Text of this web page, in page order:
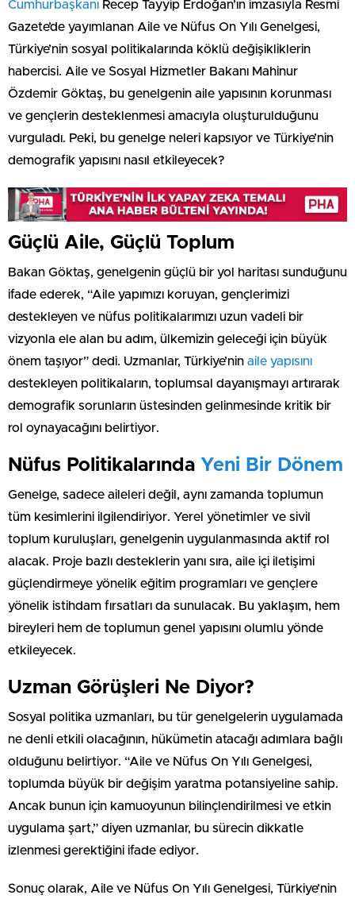
Cumhurbaşkanı Recep Tayyip Erdoğan’ın imzasıyla Resmi
Gazete’de yayımlanan Aile ve Nüfus On Yılı Genelgesi,
Türkiye’nin sosyal politikalarında köklü değişikliklerin
habercisi. Aile ve Sosyal Hizmetler Bakanı Mahinur
Özdemir Göktaş, bu genelgenin aile yapısının korunması
ve gençlerin desteklenmesi amacıyla oluşturulduğunu
vurguladı. Peki, bu genelge neleri kapsıyor ve Türkiye’nin
demografik yapısını nasıl etkileyecek?
Güçlü Aile, Güçlü Toplum
Bakan Göktaş, genelgenin güçlü bir yol haritası sunduğunu
ifade ederek, “Aile yapımızı koruyan, gençlerimizi
destekleyen ve nüfus politikalarımızı uzun vadeli bir
vizyonla ele alan bu adım, ülkemizin geleceği için büyük
önem taşıyor” dedi. Uzmanlar, Türkiye’nin aile yapısını
destekleyen politikaların, toplumsal dayanışmayı artırarak
demografik sorunların üstesinden gelinmesinde kritik bir
rol oynayacağını belirtiyor.
Nüfus Politikalarında Yeni Bir Dönem
Genelge, sadece aileleri değil, aynı zamanda toplumun
tüm kesimlerini ilgilendiriyor. Yerel yönetimler ve sivil
toplum kuruluşları, genelgenin uygulanmasında aktif rol
alacak. Proje bazlı desteklerin yanı sıra, aile içi iletişimi
güçlendirmeye yönelik eğitim programları ve gençlere
yönelik istihdam fırsatları da sunulacak. Bu yaklaşım, hem
bireyleri hem de toplumun genel yapısını olumlu yönde
etkileyecek.
Uzman Görüşleri Ne Diyor?
Sosyal politika uzmanları, bu tür genelgelerin uygulamada
ne denli etkili olacağının, hükümetin atacağı adımlara bağlı
olduğunu belirtiyor. “Aile ve Nüfus On Yılı Genelgesi,
toplumda büyük bir değişim yaratma potansiyeline sahip.
Ancak bunun için kamuoyunun bilinçlendirilmesi ve etkin
uygulama şart,” diyen uzmanlar, bu sürecin dikkatle
izlenmesi gerektiğini ifade ediyor.
Sonuç olarak, Aile ve Nüfus On Yılı Genelgesi, Türkiye’nin